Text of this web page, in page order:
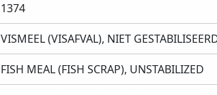
1374
VISMEEL (VISAFVAL), NIET
FISH MEAL (FISH SCRAP), UNSTABILIZED